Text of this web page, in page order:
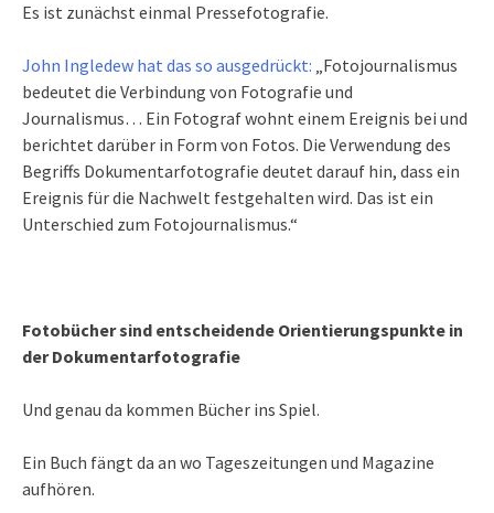
Es ist zunächst einmal Pressefotografie.
John Ingledew hat das so ausgedrückt: „Fotojournalismus
bedeutet die Verbindung von Fotografie und
Journalismus… Ein Fotograf wohnt einem Ereignis bei und
berichtet darüber in Form von Fotos. Die Verwendung des
Begriffs Dokumentarfotografie deutet darauf hin, dass ein
Ereignis für die Nachwelt festgehalten wird. Das ist ein
Unterschied zum Fotojournalismus.“
Fotobücher sind entscheidende Orientierungspunkte in
der Dokumentarfotografie
Und genau da kommen Bücher ins Spiel.
Ein Buch fängt da an wo Tageszeitungen und Magazine
aufhören.